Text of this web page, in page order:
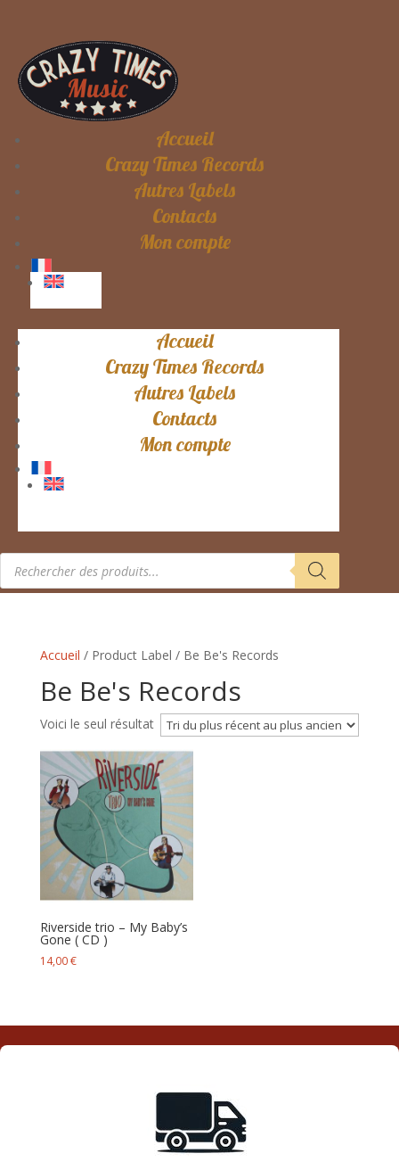
Accueil
Crazy Times Records
Autres Labels
Contacts
Mon compte
Accueil
Crazy Times Records
Autres Labels
Contacts
Mon compte
Recherche
produits
Accueil / Product Label / Be Be's Records
Be Be's Records
Voici le seul résultat
Riverside trio – My Baby’s
Gone ( CD )
14,00€